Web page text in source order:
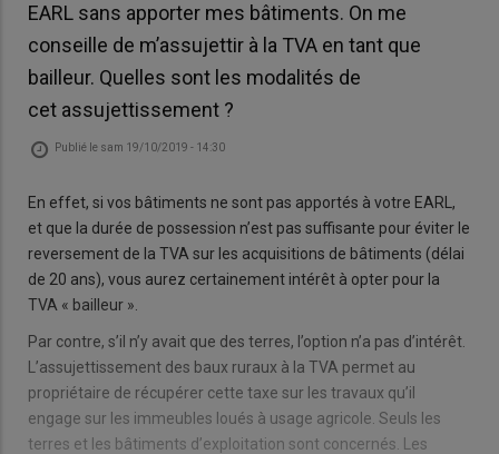
EARL sans apporter mes bâtiments. On me
conseille de m’assujettir à la TVA en tant que
bailleur. Quelles sont les modalités de
cet assujettissement ?
Publié le sam 19/10/2019 - 14:30
En effet, si vos bâtiments ne sont pas apportés à votre EARL,
et que la durée de possession n’est pas suffisante pour éviter le
reversement de la TVA sur les acquisitions de bâtiments (délai
de 20 ans), vous aurez certainement intérêt à opter pour la
TVA « bailleur ».
Par contre, s’il n’y avait que des terres, l’option n’a pas d’intérêt.
L’assujettissement des baux ruraux à la TVA permet au
propriétaire de récupérer cette taxe sur les travaux qu’il
engage sur les immeubles loués à usage agricole. Seuls les
terres et les bâtiments d’exploitation sont concernés. Les